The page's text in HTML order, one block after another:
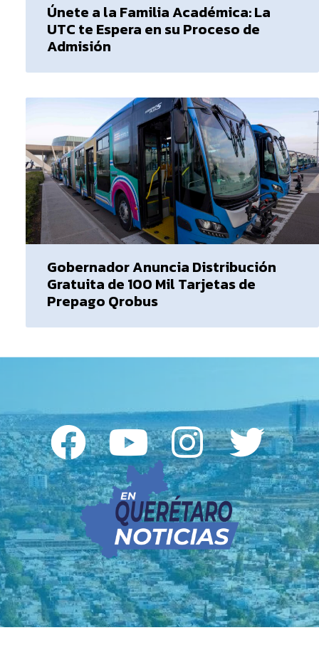
Únete a la Familia Académica: La
UTC te Espera en su Proceso de
Admisión
Gobernador Anuncia Distribución
Gratuita de 100 Mil Tarjetas de
Prepago Qrobus